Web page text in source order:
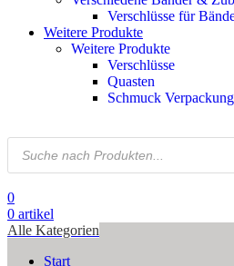
Verschlüsse für
Weitere Produkte
Weitere Produkte
Verschlüsse
Quasten
Schmuck
Products
search
0
0 artikel
Alle Kategorien
Start